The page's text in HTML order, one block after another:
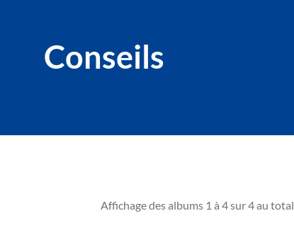
Conseils
Affichage des albums 1 à 4 sur 4 au total